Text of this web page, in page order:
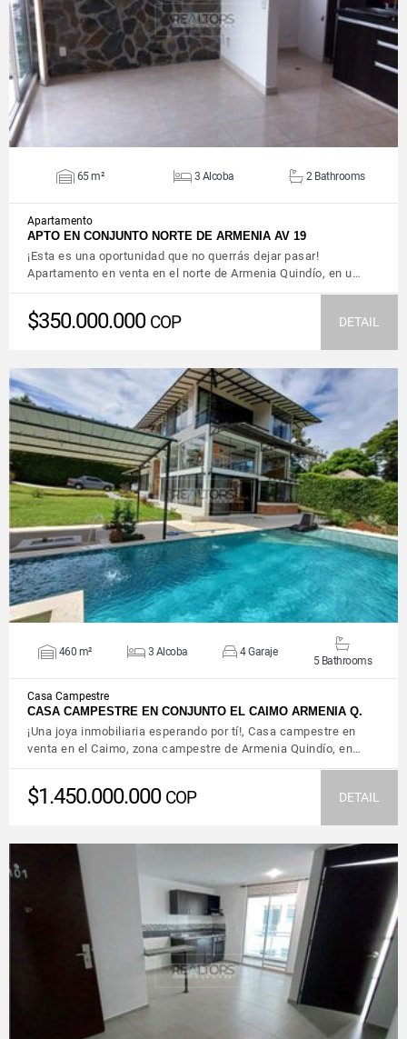
VIEW DETAILS
65 m² 3 Alcoba 2 Bathrooms
Apartamento
APTO EN CONJUNTO NORTE DE ARMENIA AV 19
¡Esta es una oportunidad que no querrás dejar pasar!
Apartamento en venta en el norte de Armenia Quindío, en u…
$350.000.000 COP DETAIL
VIEW DETAILS
460 m² 3 Alcoba 4 Garaje
5 Bathrooms
Casa Campestre
CASA CAMPESTRE EN CONJUNTO EL CAIMO ARMENIA Q.
¡Una joya inmobiliaria esperando por tí!, Casa campestre en
venta en el Caimo, zona campestre de Armenia Quindío, en…
$1.450.000.000 COP DETAIL
VIEW DETAILS